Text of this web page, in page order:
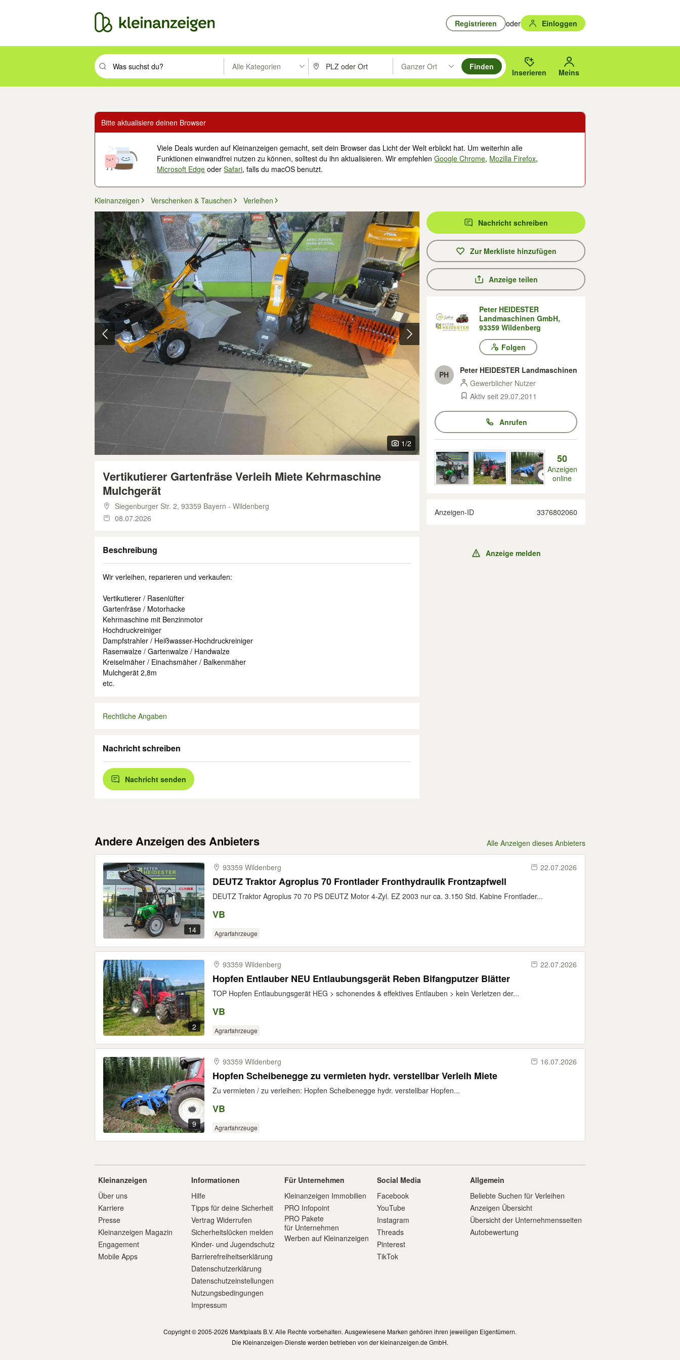
Registrieren oder Einloggen
Suchbegriff eingeben. Eingabetaste drücken um zu suchen, oder Vorschläge mit den Pfeiltasten nach oben/unten durchsuchen und mit Eingabetaste auswählen.
Alle Kategorien PLZ oder Ort eingeben. Eingabetaste drücken um zu suchen, oder Vorschläge mit den Pfeiltasten nach oben/
Ganzer Ort
Suche im Umkreis des gewählten Orts oder PLZ.
Finden
Inserieren Meins
Bitte aktualisiere deinen Browser
Viele Deals wurden auf Kleinanzeigen gemacht, seit dein Browser das Licht der Welt erblickt hat. Um weiterhin alle
Funktionen einwandfrei nutzen zu können, solltest du ihn aktualisieren. Wir empfehlenGoogle Chrome, Mozilla Firefox,
Microsoft Edge oderSafari, falls du macOS benutzt.
Kleinanzeigen Verschenken & Tauschen Verleihen
1/2
Vertikutierer Gartenfräse Verleih Miete Kehrmaschine
Mulchgerät
Siegenburger Str. 2, 93359 Bayern - Wildenberg
08.07.2026
Beschreibung
Wir verleihen, reparieren und verkaufen:
Vertikutierer / Rasenlüfter
Gartenfräse / Motorhacke
Kehrmaschine mit Benzinmotor
Hochdruckreiniger
Dampfstrahler / Heißwasser-Hochdruckreiniger
Rasenwalze / Gartenwalze / Handwalze
Kreiselmäher / Einachsmäher / Balkenmäher
Mulchgerät 2,8m
etc.
Rechtliche Angaben
Nachricht schreiben
Nachricht senden
Nachricht schreiben
Zur Merkliste hinzufügen
Anzeige teilen
Peter HEIDESTER
Landmaschinen GmbH,
93359 Wildenberg
Folgen
PH
Peter HEIDESTER Landmaschinen
Gewerblicher Nutzer
Aktiv seit 29.07.2011
Anrufen
50
Anzeigen
online
Anzeigen-ID 3376802060
Anzeige melden
Andere Anzeigen des Anbieters Alle Anzeigen dieses Anbieters
14
93359 Wildenberg 22.07.2026
DEUTZ Traktor Agroplus 70 Frontlader Fronthydraulik Frontzapfwell
DEUTZ Traktor Agroplus 70 70 PS DEUTZ Motor 4-Zyl. EZ 2003 nur ca. 3.150 Std. Kabine Frontlader...
VB
Agrarfahrzeuge
2
93359 Wildenberg 22.07.2026
Hopfen Entlauber NEU Entlaubungsgerät Reben Bifangputzer Blätter
TOP Hopfen Entlaubungsgerät HEG > schonendes & effektives Entlauben > kein Verletzen der...
VB
Agrarfahrzeuge
9
93359 Wildenberg 16.07.2026
Hopfen Scheibenegge zu vermieten hydr. verstellbar Verleih Miete
Zu vermieten / zu verleihen: Hopfen Scheibenegge hydr. verstellbar Hopfen...
VB
Agrarfahrzeuge
Kleinanzeigen
Über uns
Karriere
Presse
Kleinanzeigen Magazin
Engagement
Mobile Apps
Informationen
Hilfe
Tipps für deine Sicherheit
Vertrag Widerrufen
Sicherheitslücken melden
Kinder- und Jugendschutz
Barrierefreiheitserklärung
Datenschutzerklärung
Datenschutzeinstellungen
Nutzungsbedingungen
Impressum
Für Unternehmen
Kleinanzeigen Immobilien
PRO Infopoint
PRO Pakete
für Unternehmen
Werben auf Kleinanzeigen
Social Media
Facebook
YouTube
Instagram
Threads
Pinterest
TikTok
Allgemein
Beliebte Suchen für Verleihen
Anzeigen Übersicht
Übersicht der Unternehmensseiten
Autobewertung
Copyright © 2005-2026 Marktplaats B.V. Alle Rechte vorbehalten. Ausgewiesene Marken gehören ihren jeweiligen Eigentümern.
Die Kleinanzeigen-Dienste werden betrieben von der kleinanzeigen.de GmbH.